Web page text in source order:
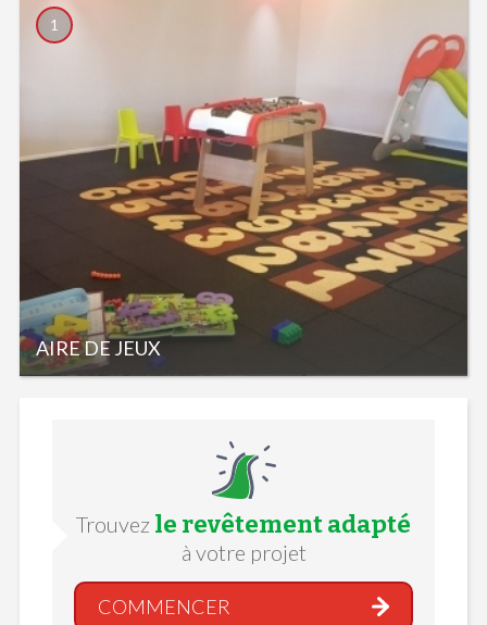
AIRE DE JEUX
1
Trouvez le revêtement adapté
à votre projet
COMMENCER